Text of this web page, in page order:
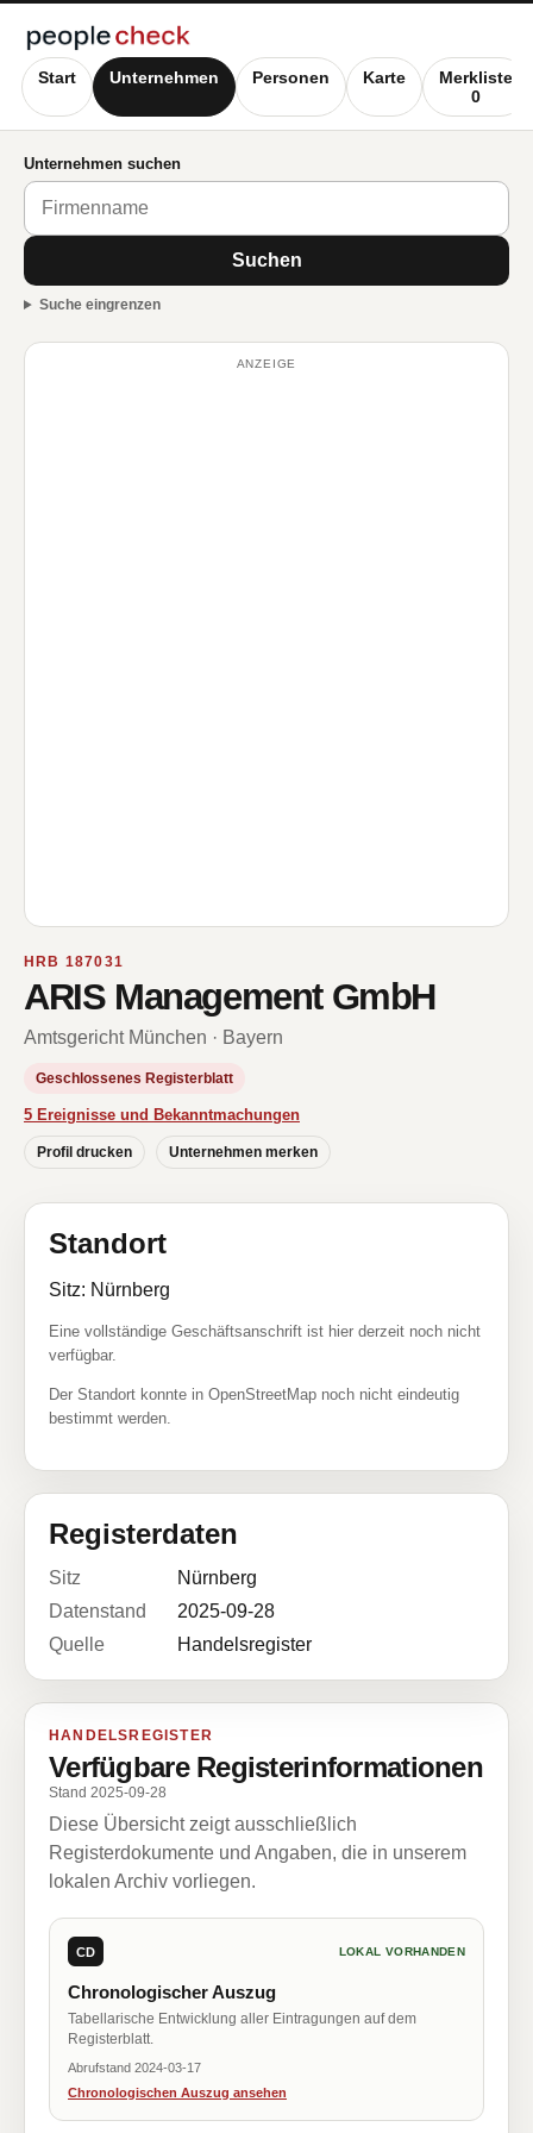
Start Unternehmen Personen Karte
Merkliste
0
Unternehmen suchen
Suchen
Suche eingrenzen
ANZEIGE
HRB 187031
ARIS Management GmbH
Amtsgericht München · Bayern
Geschlossenes Registerblatt
5 Ereignisse und Bekanntmachungen
Profil drucken Unternehmen merken
Standort
Sitz: Nürnberg
Eine vollständige Geschäftsanschrift ist hier derzeit noch nicht
verfügbar.
Der Standort konnte in OpenStreetMap noch nicht eindeutig
bestimmt werden.
Registerdaten
Sitz
Nürnberg
Datenstand
2025-09-28
Quelle
Handelsregister
HANDELSREGISTER
Verfügbare Registerinformationen
Stand 2025-09-28
Diese Übersicht zeigt ausschließlich
Registerdokumente und Angaben, die in unserem
lokalen Archiv vorliegen.
CD LOKAL VORHANDEN
Chronologischer Auszug
Tabellarische Entwicklung aller Eintragungen auf dem
Registerblatt.
Abrufstand 2024-03-17
Chronologischen Auszug ansehen